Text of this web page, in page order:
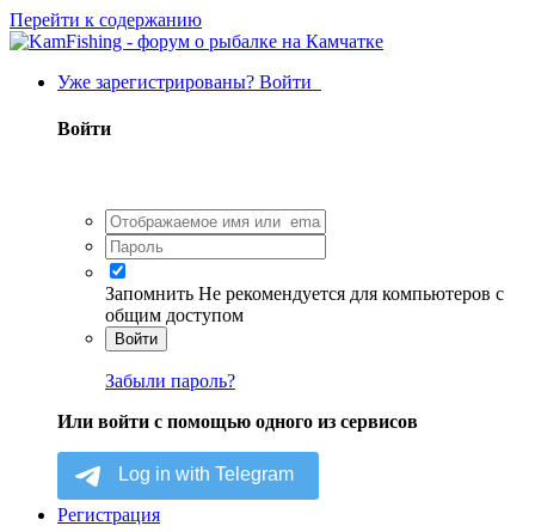
Перейти к содержанию
Уже зарегистрированы? Войти
Войти
Запомнить Не рекомендуется для компьютеров с
общим доступом
Войти
Забыли пароль?
Или войти с помощью одного из сервисов
Регистрация